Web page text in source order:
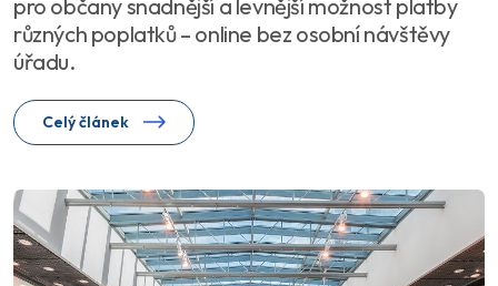
pro občany snadnější a levnější možnost platby
různých poplatků – online bez osobní návštěvy
úřadu.
Celý článek